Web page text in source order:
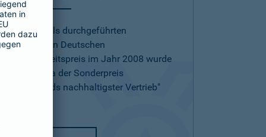
Beim erstmals durchgeführten
renommierten Deutschen
Nachhaltigkeitspreis im Jahr 2008 wurde
der Barmenia der Sonderpreis
"Deutschlands nachhaltigster Vertrieb"